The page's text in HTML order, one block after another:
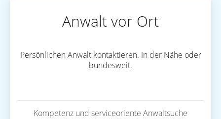
Anwalt vor Ort
Persönlichen Anwalt kontaktieren. In der Nähe oder
bundesweit.
Kompetenz und serviceoriente Anwaltsuche